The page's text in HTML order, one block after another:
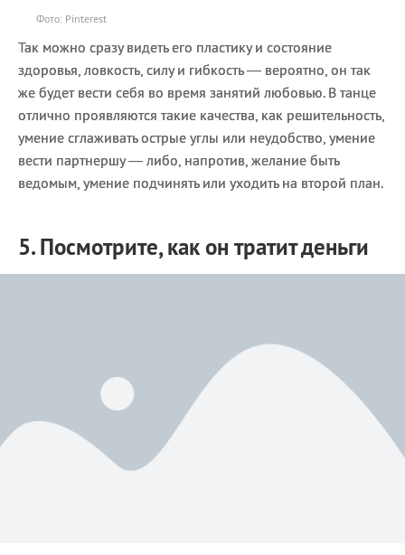
Фото: Pinterest
Так можно сразу видеть его пластику и состояние
здоровья, ловкость, силу и гибкость — вероятно, он так
же будет вести себя во время занятий любовью. В танце
отлично проявляются такие качества, как решительность,
умение сглаживать острые углы или неудобство, умение
вести партнершу — либо, напротив, желание быть
ведомым, умение подчинять или уходить на второй план.
5. Посмотрите, как он тратит деньги